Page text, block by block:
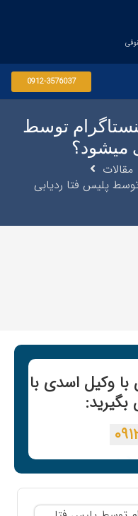
0912-3576037
توسط
میشود؟
مقالات
پلیس فتا ردیابی
با وکیل اسدی با